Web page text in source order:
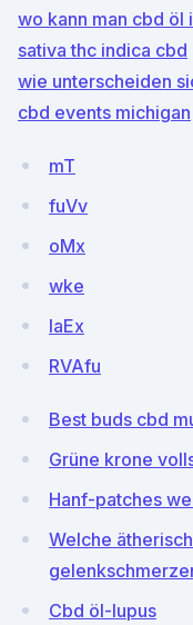
wo kann man cbd öl
sativa thc indica cbd
wie unterscheiden
cbd events michigan
mT
fuVv
oMx
wke
laEx
RVAfu
Best buds cbd
Grüne krone
Hanf-patches
Welche
Cbd öl-lupus